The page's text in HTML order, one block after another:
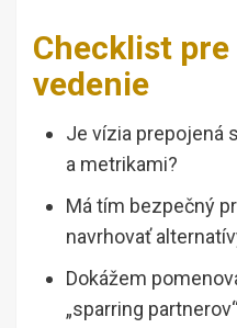
Checklist
vedenie
Je vízia prepojená
a metrikami?
Má tím bezpečný
navrhovať
Dokážem
„sparring